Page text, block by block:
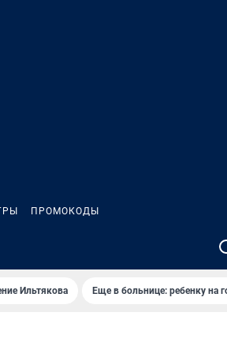
ПРОМОКОДЫ
Ильтякова Еще в больнице: ребенку на